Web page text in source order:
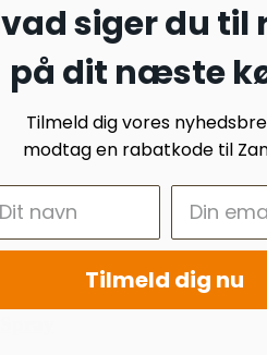
siger du til
på dit næste
Tilmeld dig vores
modtag en rabatkode til
Tilmeld dig nu